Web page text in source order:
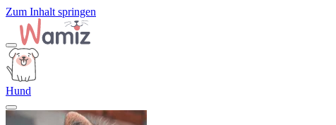
Zum Inhalt springen
Hund